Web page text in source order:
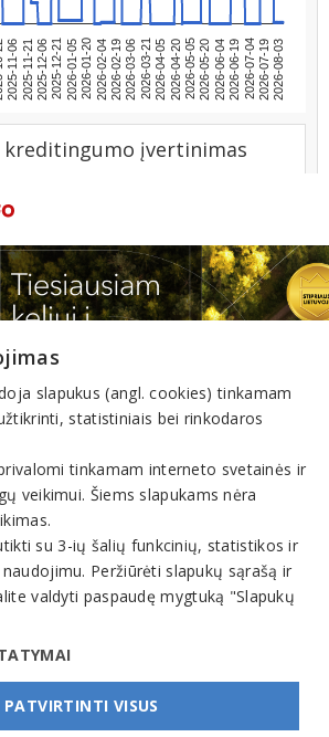
2025-11-062025-11-212025-12-062025-12-212026-01-052026-01-202026-02-042026-02-192026-03-062026-03-212026-04-052026-04-202026-05-052026-05-202026-06-042026-06-192026-07-042026-07-192026-08-03
kreditingumo įvertinimas
teisės saugomos. Telefonas
info@1551.info
slapukus (angl. cookies) tinkamam
statistiniais bei rinkodaros
tinkamam interneto svetainės ir
veikimui. Šiems slapukams nėra
su 3-ių šalių funkcinių, statistikos ir
Peržiūrėti slapukų sąrašą ir
valdyti paspaudę mygtuką "Slapukų
PATVIRTINTI VISUS